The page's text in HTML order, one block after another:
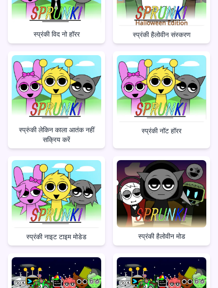
स्प्रंकी विद नो हॉरर स्प्रंकी हैलोवीन संस्करण
स्प्रुंकी लेकिन काला आतंक नहीं
सक्रिय करें
स्प्रंकी नॉट हॉरर
स्प्रंकी नाइट टाइम मोडेड स्प्रंकी हैलोवीन मोड